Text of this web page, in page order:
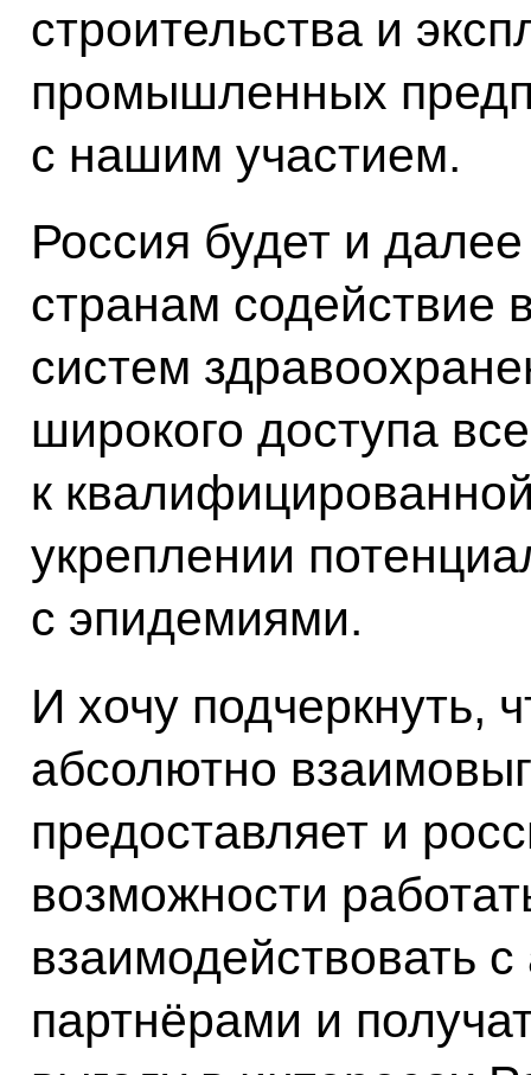
строительства и
промышленных
с нашим участием.
Россия будет и
странам содействие
систем
широкого доступа
к
укреплении
с эпидемиями.
И хочу подчеркнуть,
абсолютно
предоставляет и
возможности
взаимодействовать
партнёрами и